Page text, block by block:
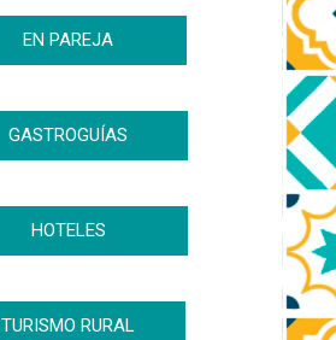
EN PAREJA
GASTROGUÍAS
HOTELES
TURISMO RURAL